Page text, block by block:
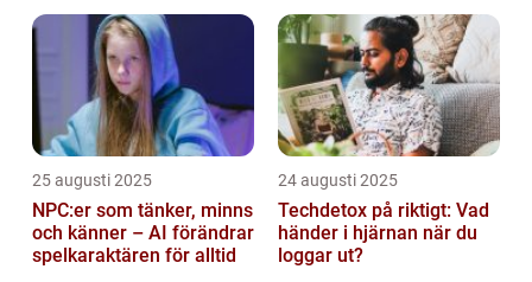
25 augusti 2025
NPC:er som tänker, minns
och känner – AI förändrar
spelkaraktären för alltid
24 augusti 2025
Techdetox på riktigt: Vad
händer i hjärnan när du
loggar ut?